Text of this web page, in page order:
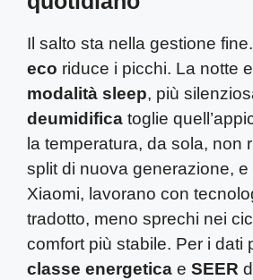
Il salto sta nella gestione
eco riduce i picchi. La notte
modalità sleep, più
deumidifica toglie
la temperatura, da sola, non
split di nuova generazione,
Xiaomi, lavorano con
tradotto, meno sprechi nei
comfort più stabile. Per i dati
classe energetica e SEER